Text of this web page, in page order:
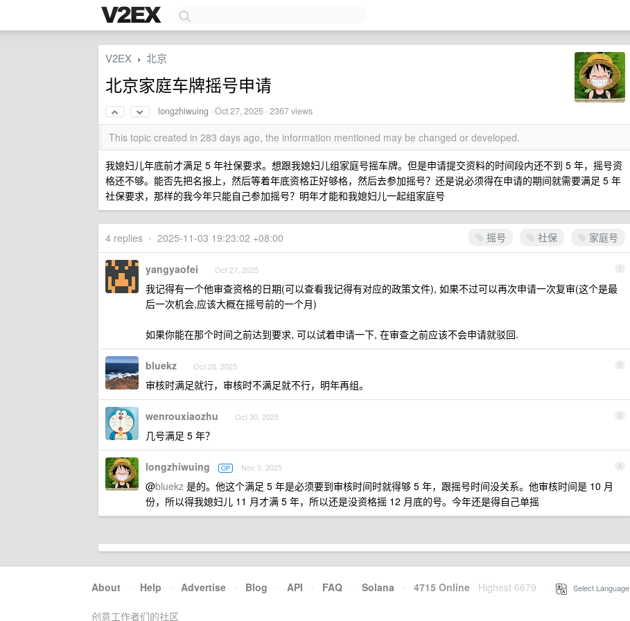
V2EX › 北京
北京家庭车牌摇号申请
longzhiwuing ·Oct 27, 2025 · 2367 views
This topic created in 283 days ago, the information mentioned may be changed or developed.
我媳妇儿年底前才满足 5 年社保要求。想跟我媳妇儿组家庭号摇车牌。但是申请提交资料的时间段内还不到 5 年，摇号资
格还不够。能否先把名报上，然后等着年底资格正好够格，然后去参加摇号？还是说必须得在申请的期间就需要满足 5 年
社保要求，那样的我今年只能自己参加摇号？明年才能和我媳妇儿一起组家庭号
摇号 社保 家庭号
4 replies • 2025-11-03 19:23:02 +08:00
1
yangyaofei Oct 27, 2025
我记得有一个他审查资格的日期(可以查看我记得有对应的政策文件), 如果不过可以再次申请一次复审(这个是最
后一次机会,应该大概在摇号前的一个月)
如果你能在那个时间之前达到要求, 可以试着申请一下, 在审查之前应该不会申请就驳回.
2
bluekz Oct 28, 2025
审核时满足就行，审核时不满足就不行，明年再组。
3
wenrouxiaozhu Oct 30, 2025
几号满足 5 年？
4
longzhiwuing OP Nov 3, 2025
@bluekz 是的。他这个满足 5 年是必须要到审核时间时就得够 5 年，跟摇号时间没关系。他审核时间是 10 月
份，所以得我媳妇儿 11 月才满 5 年，所以还是没资格摇 12 月底的号。今年还是得自己单摇
About · Help · Advertise · Blog · API · FAQ · Solana · 4715 Online Highest 6679 Select Language
创意工作者们的社区